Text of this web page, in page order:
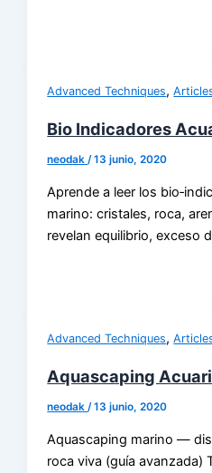
Advanced Techniques,
Bio Indicadores
neodak/13 junio, 2020
Aprende a leer los
marino: cristales, roca,
revelan equilibrio, exceso
Advanced Techniques,
Aquascaping
neodak/13 junio, 2020
Aquascaping marino —
roca viva (guía avanzada)